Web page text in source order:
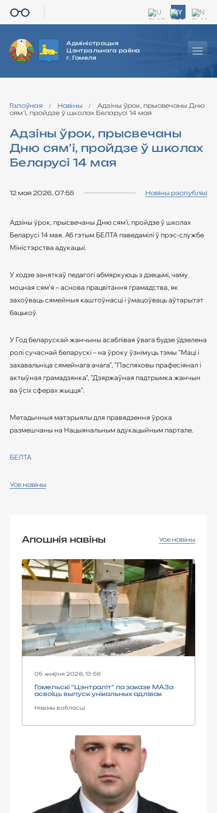
RU BY EN
Адміністрацыя
Цэнтральнага раёна
г. Гомеля
Галоўная / Навіны /
Адзіны ўрок, прысвечаны Дню
сям’і, пройдзе ў школах Беларусі 14 мая
Адзіны ўрок, прысвечаны
Дню сям’і, пройдзе ў школах
Беларусі 14 мая
12 мая 2026, 07:55 Навіны рэспублікі
Адзіны ўрок, прысвечаны Дню сям’і, пройдзе ў школах
Беларусі 14 мая. Аб гэтым БЕЛТА паведамілі ў прэс-службе
Міністэрства адукацыі.
У ходзе заняткаў педагогі абмяркуюць з дзецьмі, чаму
моцная сям’я – аснова працвітання грамадства, як
захоўваць сямейныя каштоўнасці і ўмацоўваць аўтарытэт
бацькоў.
У Год беларускай жанчыны асаблівая ўвага будзе ўдзелена
ролі сучаснай беларускі – на ўроку ўзнімуць тэмы "Маці і
захавальніца сямейнага ачага", "Паспяховы прафесіянал і
актыўная грамадзянка", "Дзяржаўная падтрымка жанчын
ва ўсіх сферах жыцця".
Метадычныя матэрыялы для правядзення ўрока
размешчаны на Нацыянальным адукацыйным партале.
БЕЛТА
Усе навіны
Апошнія навіны Усе навіны
05 жніўня 2026, 13:56
Гомельскі “Цэнтраліт” па заказе МАЗа
асвоіць выпуск унікальных адлівак
Навіны вобласці